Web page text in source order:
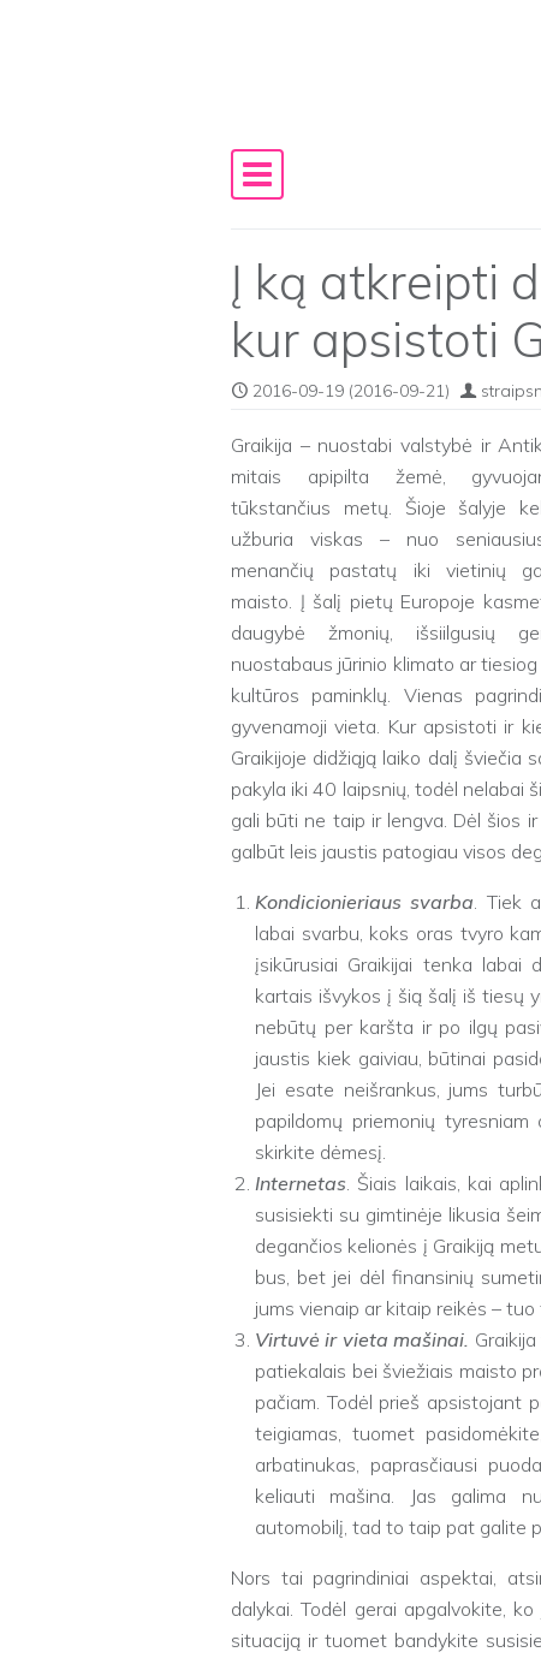
Main Navigation
Į ką atkreipti
kur apsistoti
2016-09-19 (2016-09-21)
Graikija – nuostabi valstybė ir
mitais apipilta žemė,
tūkstančius metų. Šioje šalyje
užburia viskas – nuo
menančių pastatų iki vietinių
maisto. Į šalį pietų Europoje
daugybė žmonių, išsiilgusių
nuostabaus jūrinio klimato ar
kultūros paminklų. Vienas
gyvenamoji vieta. Kur apsistoti ir
Graikijoje didžiąją laiko dalį šviečia
pakyla iki 40 laipsnių, todėl nelabai
gali būti ne taip ir lengva. Dėl šios
galbūt leis jaustis patogiau visos
Kondicionieriaus svarba. Tiek
labai svarbu, koks oras tvyro
įsikūrusiai Graikijai tenka labai
kartais išvykos į šią šalį iš tiesų
nebūtų per karšta ir po ilgų
jaustis kiek gaiviau, būtinai
Jei esate neišrankus, jums
papildomų priemonių
skirkite dėmesį.
Internetas. Šiais laikais, kai
susisiekti su gimtinėje likusia
degančios kelionės į Graikiją
bus, bet jei dėl finansinių
jums vienaip ar kitaip reikės –
Virtuvė ir vieta mašinai.
patiekalais bei šviežiais maisto
pačiam. Todėl prieš apsistojant
teigiamas, tuomet
arbatinukas, paprasčiausi
keliauti mašina. Jas galima
automobilį, tad to taip pat galite
Nors tai pagrindiniai aspektai,
dalykai. Todėl gerai apgalvokite,
situaciją ir tuomet bandykite